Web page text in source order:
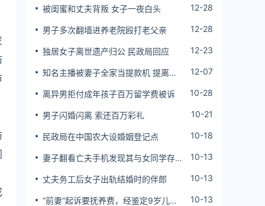
被闺蜜和丈夫背叛 女子一夜白头 12-28
男子多次翻墙进养老院殴打老父亲 12-28
独居女子离世遗产归公 民政局回应 12-23
知名主播被妻子全家当提款机 提离婚
12-07
离异男拒付成年孩子百万留学费被诉 10-28
男子闪婚闪离 索还百万彩礼 10-21
民政局在中国农大设婚姻登记点 10-18
妻子翻看亡夫手机发现其与女同学存婚
10-13
丈夫务工后女子出轨结婚时的伴郎 10-13
“前妻”起诉要抚养费，经鉴定9岁儿子
10-13